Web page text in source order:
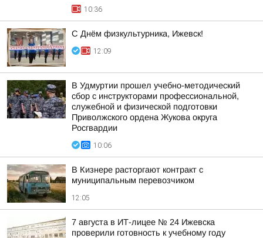
10:36
С Днём физкультурника, Ижевск!
12:09
В Удмуртии прошел учебно-методический
сбор с инструкторами профессиональной,
служебной и физической подготовки
Приволжского ордена Жукова округа
Росгвардии
10:06
В Кизнере расторгают контракт с
муниципальным перевозчиком
12:05
7 августа в ИТ-лицее № 24 Ижевска
проверили готовность к учебному году